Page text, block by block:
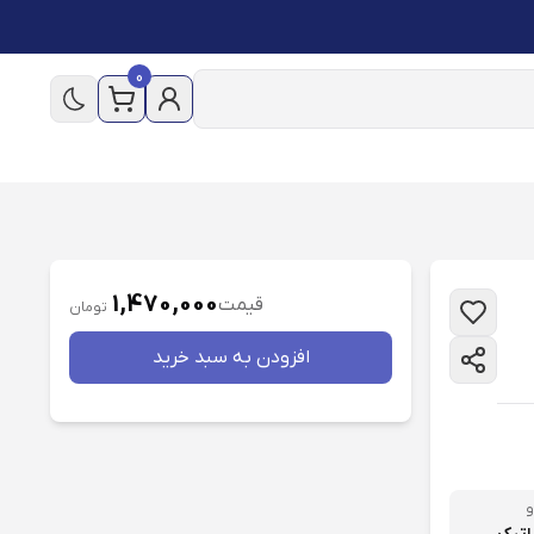
0
قیمت1,470,000 تومان
افزودن به سبد خريد